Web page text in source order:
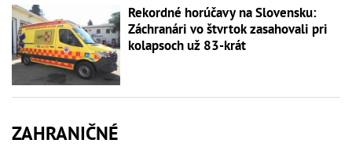
Rekordné horúčavy na Slovensku:
Záchranári vo štvrtok zasahovali pri
kolapsoch už 83-krát
ZAHRANIČNÉ